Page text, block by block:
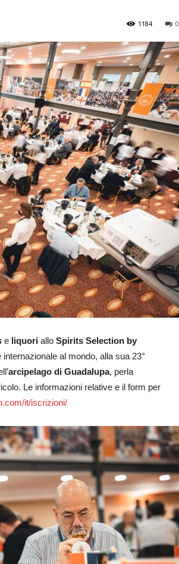
0
1184
e liquori allo Spirits Selection by
internazionale al mondo, alla sua 23°
arcipelago di Guadalupa, perla
Le informazioni relative e il form per
it/iscrizioni/